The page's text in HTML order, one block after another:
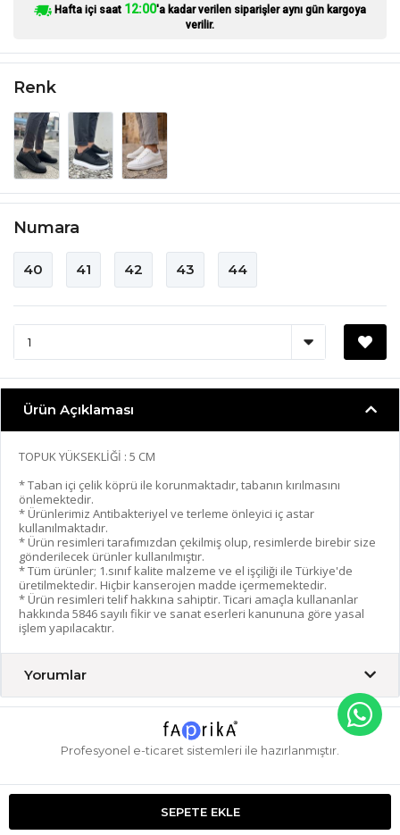
Hafta içi saat 12:00'a kadar verilen siparişler aynı gün kargoya
verilir.
Renk
Numara
40 41 42 43 44
SEPETE EKLE
Ürün Açıklaması
TOPUK YÜKSEKLİĞİ : 5 CM
* Taban içi çelik köprü ile korunmaktadır, tabanın kırılmasını
önlemektedir.
* Ürünlerimiz Antibakteriyel ve terleme önleyici iç astar
kullanılmaktadır.
* Ürün resimleri tarafımızdan çekilmiş olup, resimlerde birebir size
gönderilecek ürünler kullanılmıştır.
* Tüm ürünler; 1.sınıf kalite malzeme ve el işçiliği ile Türkiye'de
üretilmektedir. Hiçbir kanserojen madde içermemektedir.
* Ürün resimleri telif hakkına sahiptir. Ticari amaçla kullananlar
hakkında 5846 sayılı fikir ve sanat eserleri kanununa göre yasal
işlem yapılacaktır.
Yorumlar
Profesyonel e-ticaret sistemleri ile hazırlanmıştır.